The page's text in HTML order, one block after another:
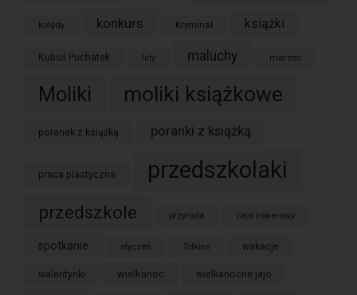
kolędy konkurs Kryminał książki
Kubuś Puchatek luty maluchy marzec
Moliki moliki książkowe
poranek z książką poranki z książką
praca plastyczna przedszkolaki
przedszkole przyroda rajd rowerowy
spotkanie styczeń Tolkien wakacje
walentynki wielkanoc wielkanocne jajo